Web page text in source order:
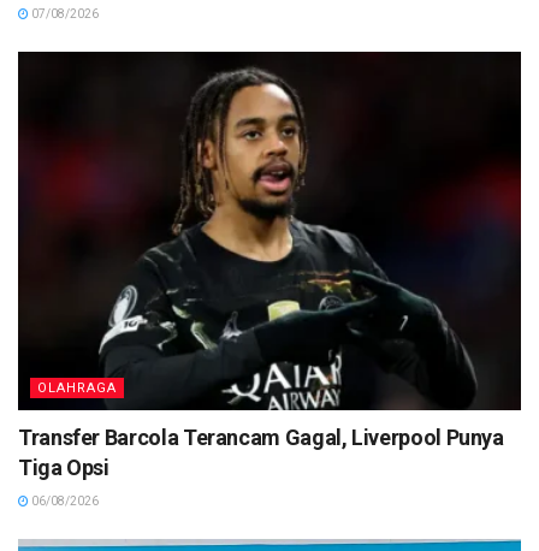
07/08/2026
OLAHRAGA
Transfer Barcola Terancam Gagal, Liverpool Punya
Tiga Opsi
06/08/2026